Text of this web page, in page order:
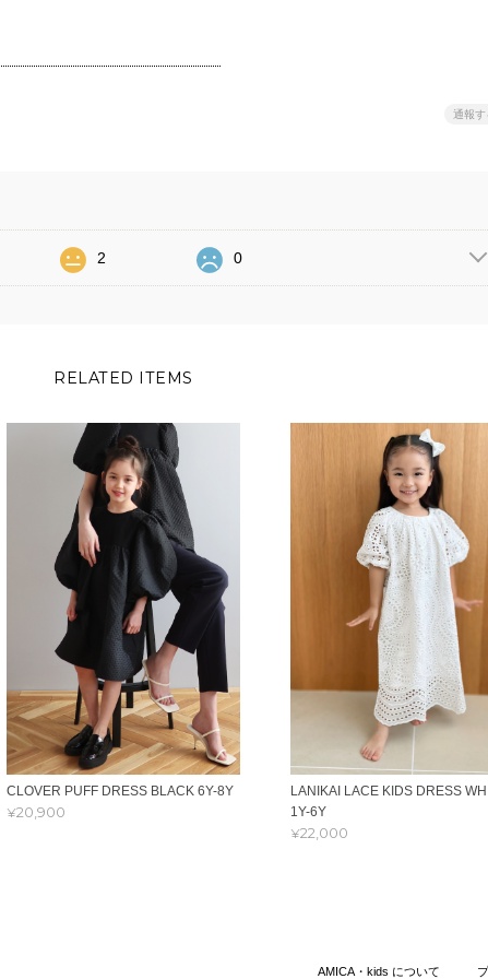
通報す
2 0
RELATED ITEMS
CLOVER PUFF DRESS BLACK 6Y-8Y
¥20,900
LANIKAI LACE KIDS DRESS
1Y-6Y
¥22,000
AMICA・kids について